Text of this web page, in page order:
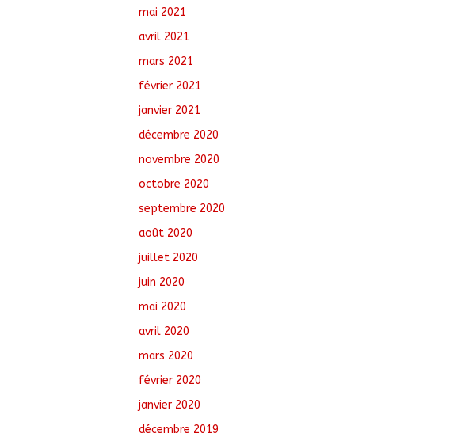
mai 2021
avril 2021
mars 2021
février 2021
janvier 2021
décembre 2020
novembre 2020
octobre 2020
septembre 2020
août 2020
juillet 2020
juin 2020
mai 2020
avril 2020
mars 2020
février 2020
janvier 2020
décembre 2019